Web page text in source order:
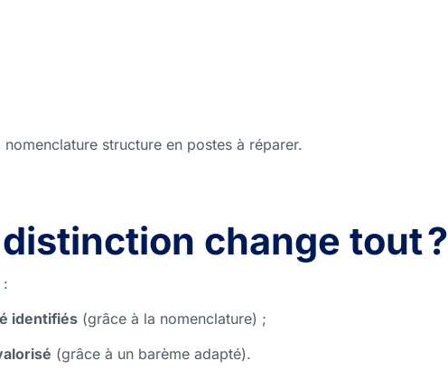
structure en postes à réparer.
change tout ?
:
identifiés (grâce à la nomenclature) ;
(grâce à un barème adapté).